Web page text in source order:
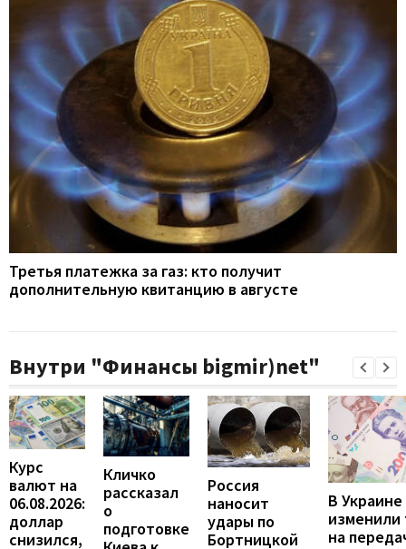
Третья платежка за газ: кто получит
дополнительную квитанцию в августе
Внутри "Финансы bigmir)net"
Курс
валют на
06.08.2026:
доллар
снизился,
Кличко
рассказал
о
подготовке
Россия
наносит
удары по
Бортницкой
В Украине
на